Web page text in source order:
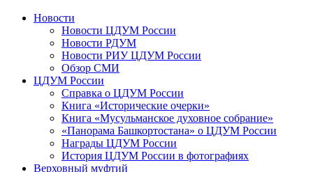
Новости
Новости ЦДУМ России
Новости РДУМ
Новости РИУ ЦДУМ России
Обзор СМИ
ЦДУМ России
Справка о ЦДУМ России
Книга «Исторические очерки»
Книга «Мусульманское духовное собрание»
«Панорама Башкортостана» о ЦДУМ России
Награды ЦДУМ России
История ЦДУМ России в фотографиях
Верховный муфтий